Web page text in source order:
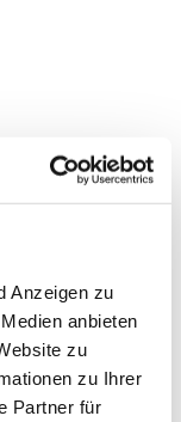
Anzeigen zu
anbieten
zu
zu Ihrer
Partner für